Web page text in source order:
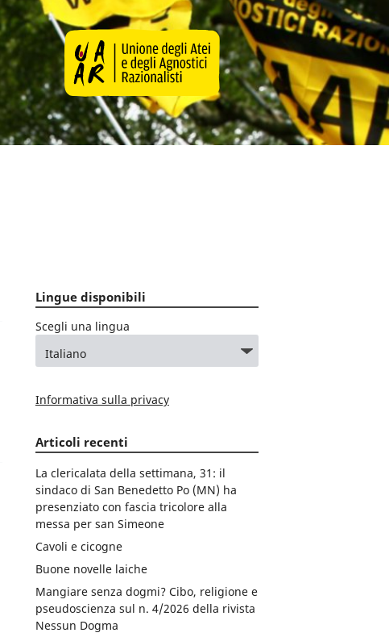
Lingue disponibili
Scegli una lingua
Informativa sulla privacy
Articoli recenti
La clericalata della settimana, 31: il
sindaco di San Benedetto Po (MN) ha
presenziato con fascia tricolore alla
messa per san Simeone
Cavoli e cicogne
Buone novelle laiche
Mangiare senza dogmi? Cibo, religione e
pseudoscienza sul n. 4/2026 della rivista
Nessun Dogma